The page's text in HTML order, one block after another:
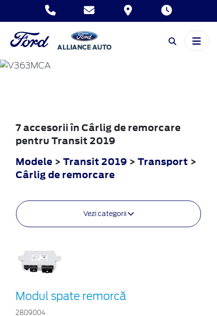
TRANSIT
7 accesorii în Cârlig de remorcare
pentru Transit 2019
Modele > Transit 2019 > Transport >
Cârlig de remorcare
Vezi categorii
Modul spate remorcă
2809004